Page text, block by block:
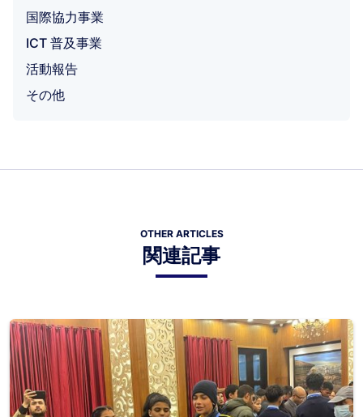
国際協力事業
ICT 普及事業
活動報告
その他
OTHER ARTICLES
関連記事